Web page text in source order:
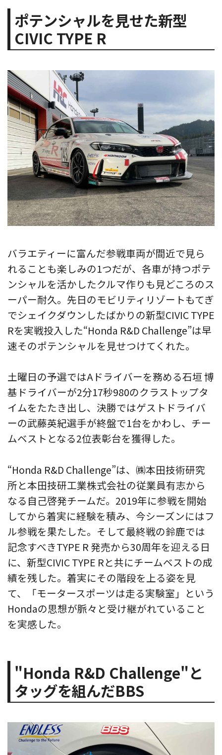
ポテンシャルを見せた新型
CIVIC TYPE R
バラエティーに富んだ参戦車両が間近で見ら
れることも楽しみの1つだが、各車が持つポテ
ンシャルを活かしたクルマ作りも見どころのス
ーパー耐久。先日のモビリティリゾートもてぎ
でシェイクダウンしたばかりの新型CIVIC TYPE
Rを実戦投入した“Honda R&D Challenge”は早
速そのポテンシャルを見せつけてくれた。
土曜日の予選ではAドライバーを務める石垣 博
基ドライバーが2分17秒980のクラストップタ
イムをたたき出し、決勝ではゲストドライバ
ーの武藤英紀選手が終盤で1台をかわし、チー
ムベストとなる2位表彰台を獲得した。
“Honda R&D Challenge”は、㈱本田技術研究
所と本田技研工業株式会社の従業員有志から
なる自己啓発チームだ。2019年に参戦を開始
してから着実に経験を積み、今シーズンにはフ
ル参戦を果たした。そして最終戦の鈴鹿では
記念すべきTYPE R 発売から30周年を迎える日
に、新型CIVIC TYPE Rと共にチームベストの成
績を残した。着実にその階段を上る姿を見
て、「モータースポーツは走る実験室」という
Hondaの思想が脈々と受け継がれていること
を実感した。
"Honda R&D Challenge"と
タッグを組んだBBS